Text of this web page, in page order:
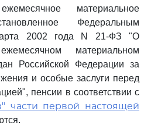
материальное
Федеральным
2002 года N 21-ФЗ "О
материальном
Российской Федерации за
и особые заслуги перед
пенсии в соответствии с
части первой настоящей